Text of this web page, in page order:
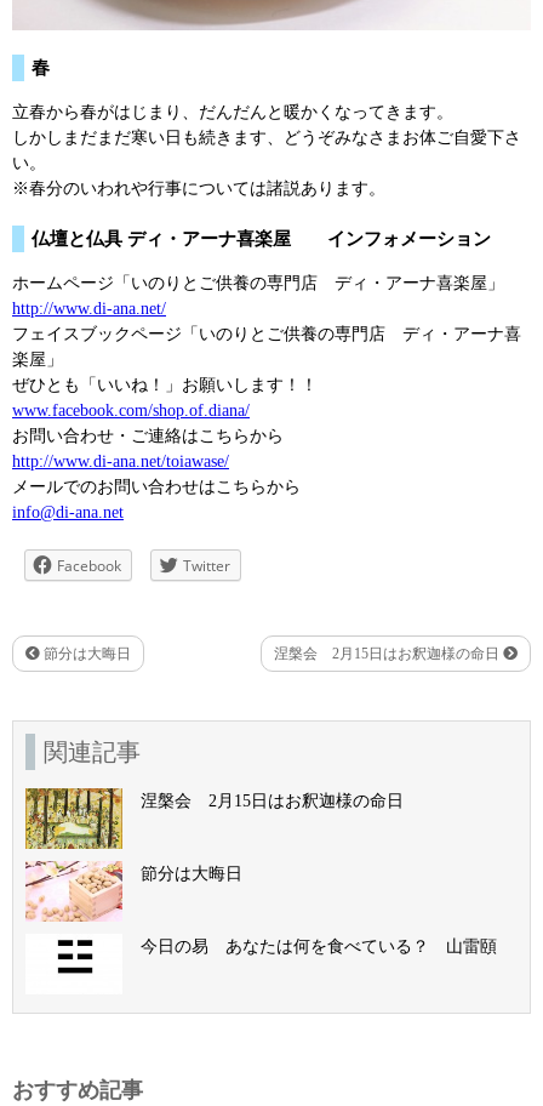
春
立春から春がはじまり、だんだんと暖かくなってきます。
しかしまだまだ寒い日も続きます、どうぞみなさまお体ご自愛下さ
い。
※春分のいわれや行事については諸説あります。
仏壇と仏具 ディ・アーナ喜楽屋 インフォメーション
ホームページ「いのりとご供養の専門店 ディ・アーナ喜楽屋」
http://www.di-ana.net/
フェイスブックページ「いのりとご供養の専門店 ディ・アーナ喜
楽屋」
ぜひとも「いいね！」お願いします！！
www.facebook.com/shop.of.diana/
お問い合わせ・ご連絡はこちらから
http://www.di-ana.net/toiawase/
メールでのお問い合わせはこちらから
info@di-ana.net
Facebook Twitter
節分は大晦日 涅槃会 2月15日はお釈迦様の命日
関連記事
涅槃会 2月15日はお釈迦様の命日
節分は大晦日
今日の易 あなたは何を食べている？ 山雷頤
おすすめ記事